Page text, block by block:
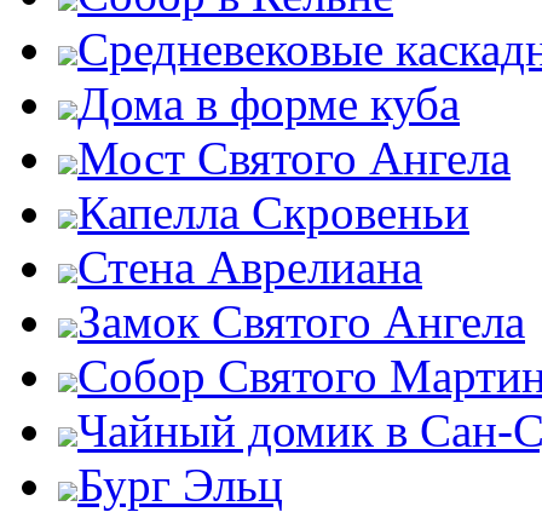
Средневековые
Дома в форме куба
Мост Святого Ангела
Капелла Скровеньи
Стена Аврелиана
Замок Святого Ангела
Собор Святого
Чайный домик в Сан-
Бург Эльц